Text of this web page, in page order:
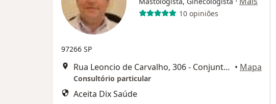
10 opiniões
97266 SP
Rua Leoncio de Carvalho, 306 - Conjunto 81, São Paulo • Mapa
Consultório particular
Aceita Dix Saúde